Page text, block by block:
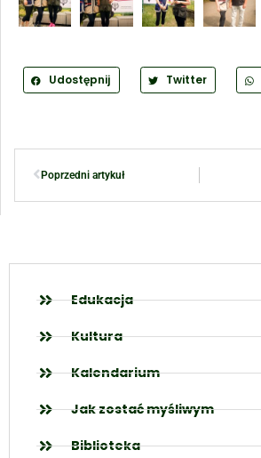
Udostępnij Twitter
Poprzedni artykuł
Edukacja
Kultura
Kalendarium
Jak zostać myśliwym
Biblioteka